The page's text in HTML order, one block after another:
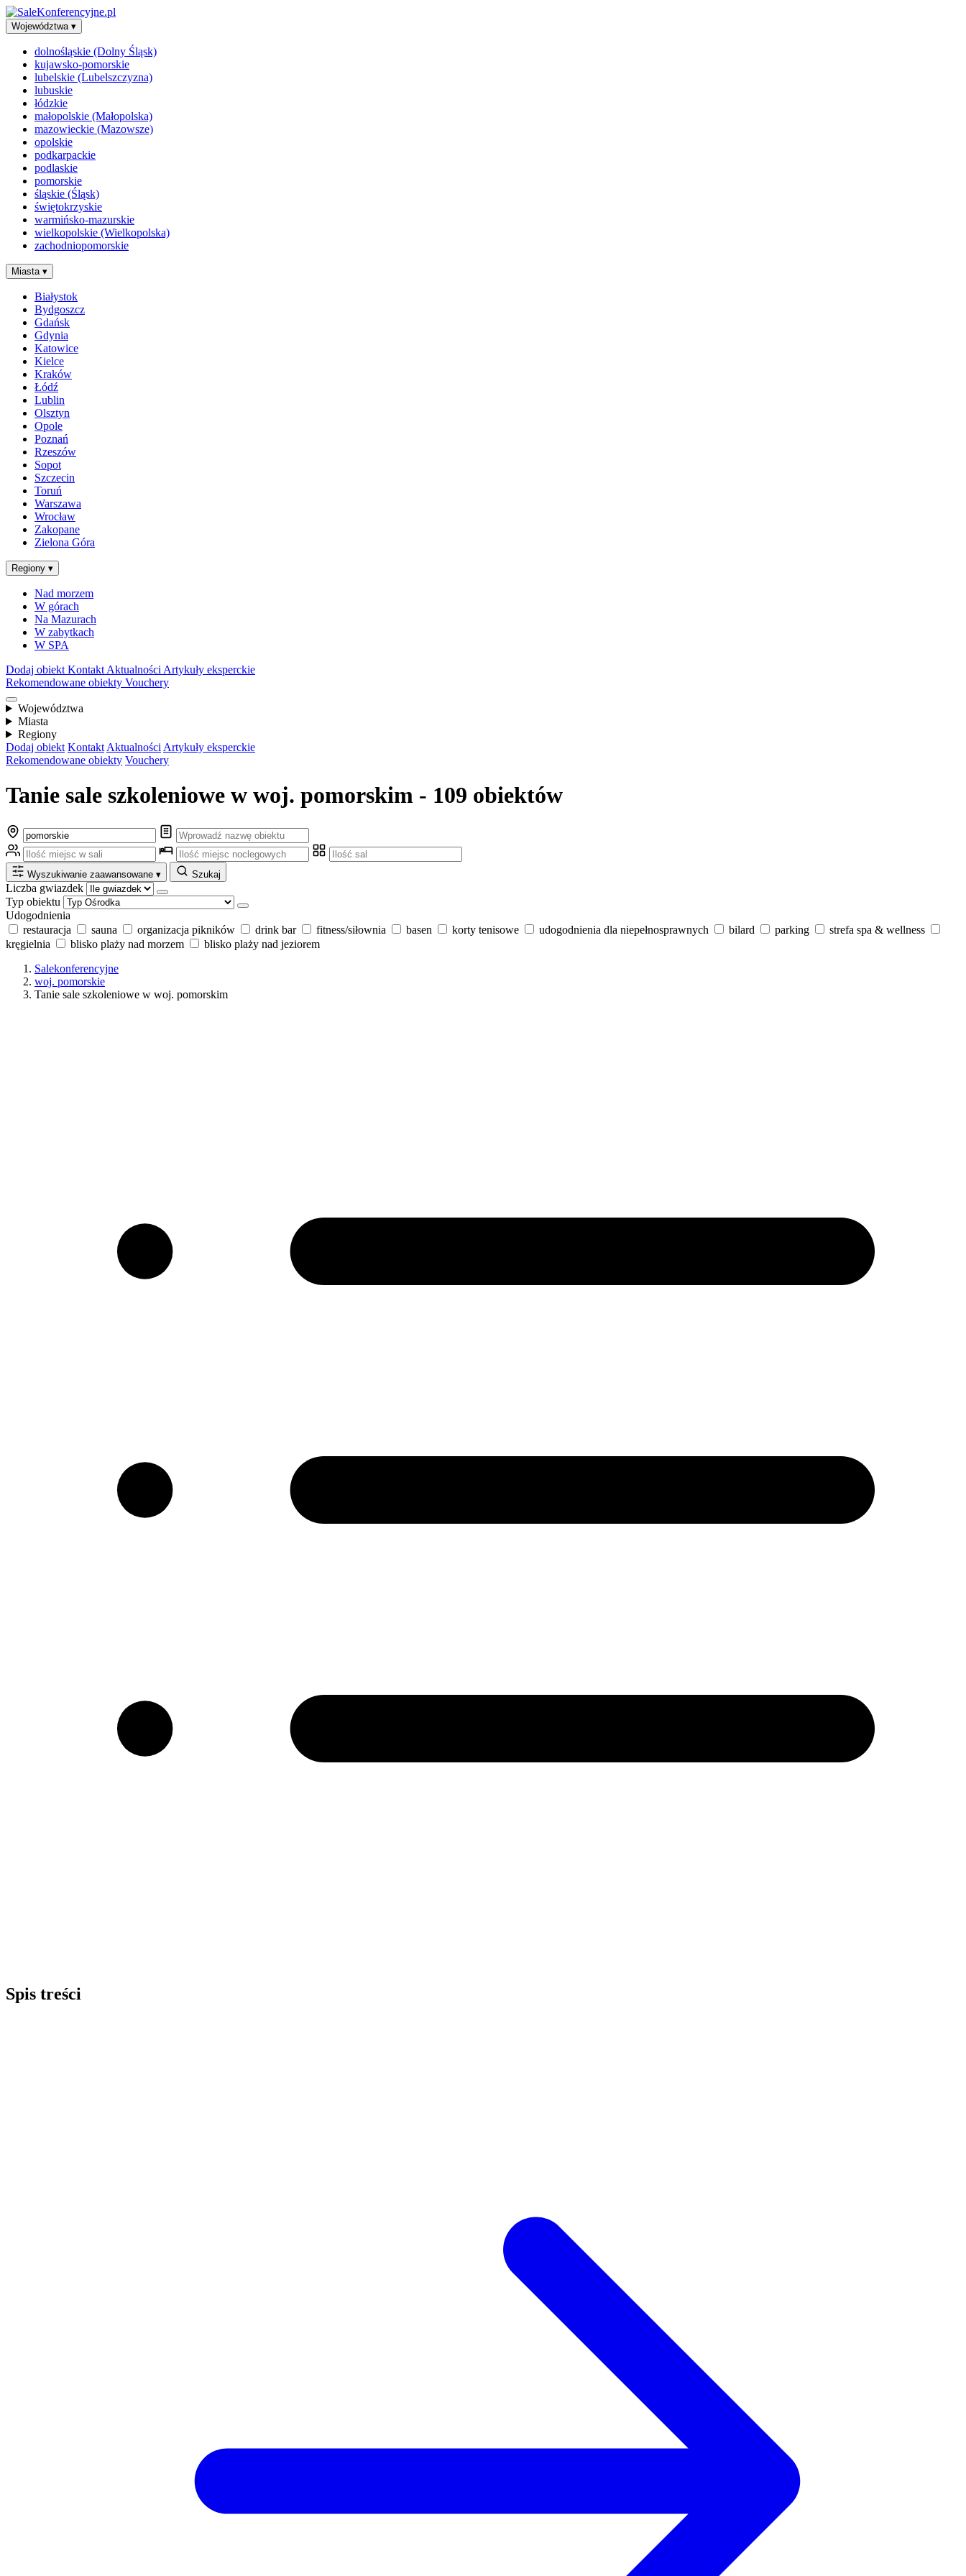
Województwa ▾
dolnośląskie (Dolny Śląsk)
kujawsko-pomorskie
lubelskie (Lubelszczyzna)
lubuskie
łódzkie
małopolskie (Małopolska)
mazowieckie (Mazowsze)
opolskie
podkarpackie
podlaskie
pomorskie
śląskie (Śląsk)
świętokrzyskie
warmińsko-mazurskie
wielkopolskie (Wielkopolska)
zachodniopomorskie
Miasta ▾
Białystok
Bydgoszcz
Gdańsk
Gdynia
Katowice
Kielce
Kraków
Łódź
Lublin
Olsztyn
Opole
Poznań
Rzeszów
Sopot
Szczecin
Toruń
Warszawa
Wrocław
Zakopane
Zielona Góra
Regiony ▾
Nad morzem
W górach
Na Mazurach
W zabytkach
W SPA
Dodaj obiekt Kontakt Aktualności Artykuły eksperckie
Rekomendowane obiekty Vouchery
Województwa
Miasta
Regiony
Dodaj obiekt Kontakt Aktualności Artykuły eksperckie
Rekomendowane obiekty Vouchery
Tanie sale szkoleniowe w woj. pomorskim - 109 obiektów
Wyszukiwanie zaawansowane ▾ Szukaj
Liczba gwiazdek
Typ obiektu
Udogodnienia
restauracja
sauna organizacja pikników drink bar fitness/siłownia basen korty tenisowe udogodnienia dla niepełnosprawnych bilard parking
strefa spa & wellness
kręgielnia
blisko plaży nad morzem
blisko plaży nad jeziorem
Salekonferencyjne
woj. pomorskie
Tanie sale szkoleniowe w woj. pomorskim
Spis treści